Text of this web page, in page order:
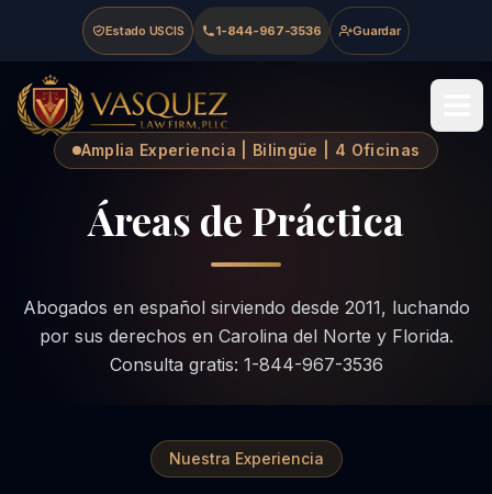
Skip to main content
Skip to navigation
Skip to footer
Estado USCIS 1-844-967-3536 Guardar
Vasquez Law Firm - Home
Amplia Experiencia | Bilingüe | 4 Oficinas
Áreas de Práctica
Abogados en español sirviendo desde 2011, luchando
por sus derechos en Carolina del Norte y Florida.
Consulta gratis: 1-844-967-3536
Nuestra Experiencia